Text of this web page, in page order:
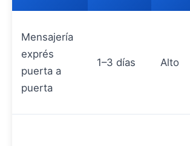
Mensajería
exprés
puerta a
puerta
1–3 días Alto